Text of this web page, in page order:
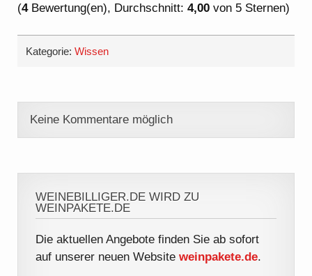
(4Bewertung(en), Durchschnitt:4,00 von 5 Sternen)
Kategorie:Wissen
Keine Kommentare möglich
WEINEBILLIGER.DE WIRD ZU
WEINPAKETE.DE
Die aktuellen Angebote finden Sie ab sofort
auf unserer neuen Websiteweinpakete.de.